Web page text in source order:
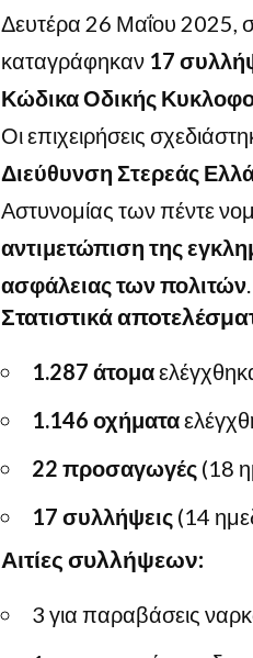
Δευτέρα 26 Μαΐου 2025,
καταγράφηκαν 17
Κώδικα Οδικής
Οι επιχειρήσεις
Διεύθυνση Στερεάς
Αστυνομίας των πέντε
αντιμετώπιση της
ασφάλειας των πολιτών
Στατιστικά
1.287 άτομα
1.146 οχήματα
22 προσαγωγές (18
17 συλλήψεις (14
Αιτίες συλλήψεων:
3 για παραβάσεις